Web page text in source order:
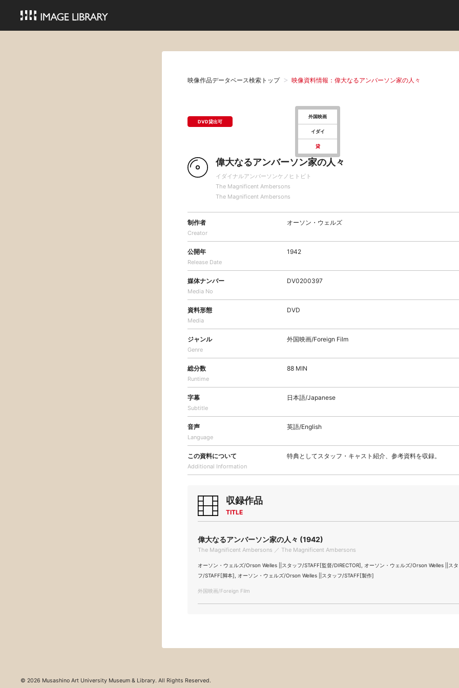
映像作品データベース検索トップ 映像資料情報：偉大なるアンバーソン家の人々
DVD貸出可
外国映画
イダイ
貸
偉大なるアンバーソン家の人々
イダイナルアンバーソンケノヒトビト
The Magnificent Ambersons
The Magnificent Ambersons
制作者
Creator
オーソン・ウェルズ
公開年
Release Date
1942
媒体ナンバー
Media No
DV0200397
資料形態
Media
DVD
ジャンル
Genre
外国映画/Foreign Film
総分数
Runtime
88 MIN
字幕
Subtitle
日本語/Japanese
音声
Language
英語/English
この資料について
Additional Information
特典としてスタッフ・キャスト紹介、参考資料を収録。
収録作品
TITLE
偉大なるアンバーソン家の人々 (1942)
The Magnificent Ambersons ／ The Magnificent Ambersons
オーソン・ウェルズ/Orson Welles ||スタッフ/STAFF[監督/DIRECTOR], オーソン・ウェルズ/Orson Welles ||ス
フ/STAFF[脚本], オーソン・ウェルズ/Orson Welles ||スタッフ/STAFF[製作]
外国映画/Foreign Film
© 2026 Musashino Art University Museum & Library. All Rights Reserved.